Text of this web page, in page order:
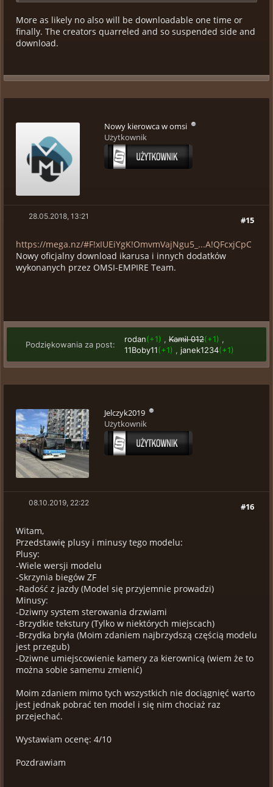
More as likely no also will be downloadable one time or
finally. The creators quarreled and so suspended side and
download.
Nowy kierowca w omsi
Użytkownik
#15
28.05.2018, 13:21
https://mega.nz/#F!xIUEiYgK!OmvmVajNgu5_...A!QFcxjCpC
Nowy oficjalny download ikarusa i innych dodatków
wykonanych przez OMSI-EMPIRE Team.
Podziękowania za post:
rodan(+1) , Kamil 012(+1) ,
11Boby11(+1) , janek1234(+1)
Jelczyk2019
Użytkownik
#16
08.10.2019, 22:22
Witam,
Przedstawię plusy i minusy tego modelu:
Plusy:
-Wiele wersji modelu
-Skrzynia biegów ZF
-Radość z jazdy (Model się przyjemnie prowadzi)
Minusy:
-Dziwny system sterowania drzwiami
-Brzydkie tekstury (Tylko w niektórych miejscach)
-Brzydka bryła (Moim zdaniem najbrzydszą częścią modelu
jest przegub)
-Dziwne umiejscowienie kamery za kierownicą (wiem że to
można sobie samemu zmienić)
Moim zdaniem mimo tych wszystkich nie dociągnięć warto
jest jednak pobrać ten model i się nim chociaż raz
przejechać.
Wystawiam ocenę: 4/10
Pozdrawiam